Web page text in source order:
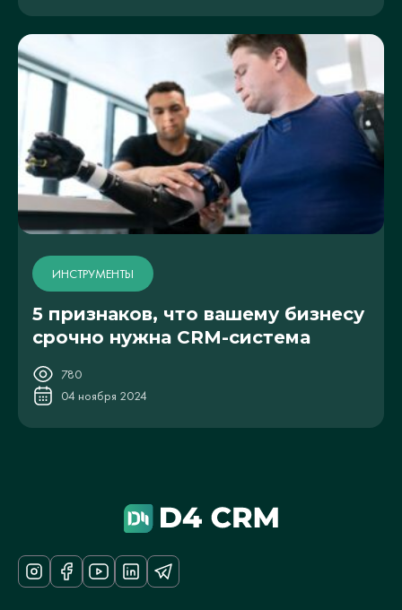
ИНСТРУМЕНТЫ
5 признаков, что вашему бизнесу
срочно нужна CRM-система
04 ноября 2024
780